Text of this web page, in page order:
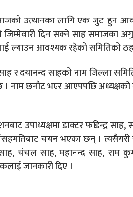
उत्थानका लागि एक जुट हुन
जिम्मेवारी दिन सक्ने साह समाजका
ल्याउन आवश्यक रहेको समितिको
र दयानन्द साहको नाम जिल्ला
। नाम छनौट भएर आएपपछि अध्यक्षको
उपाध्यक्षमा डाक्टर फडिन्द्र
चयन भएका छन् ।
चंचल साह, महानन्द साह, राम
जानकारी दिए ।